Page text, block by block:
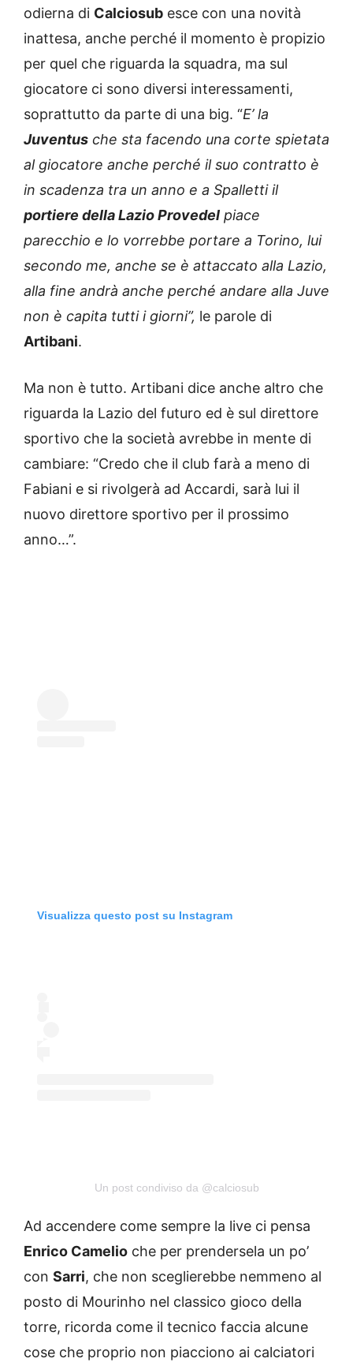
odierna di Calciosub esce con una novità
inattesa, anche perché il momento è propizio
per quel che riguarda la squadra, ma sul
giocatore ci sono diversi interessamenti,
soprattutto da parte di una big. “E’ la
Juventus che sta facendo una corte spietata
al giocatore anche perché il suo contratto è
in scadenza tra un anno e a Spalletti il
portiere della Lazio Provedel piace
parecchio e lo vorrebbe portare a Torino, lui
secondo me, anche se è attaccato alla Lazio,
alla fine andrà anche perché andare alla Juve
non è capita tutti i giorni”, le parole di
Artibani.
Ma non è tutto. Artibani dice anche altro che
riguarda la Lazio del futuro ed è sul direttore
sportivo che la società avrebbe in mente di
cambiare: “Credo che il club farà a meno di
Fabiani e si rivolgerà ad Accardi, sarà lui il
nuovo direttore sportivo per il prossimo
anno…”.
Visualizza questo post su Instagram
Un post condiviso da @calciosub
Ad accendere come sempre la live ci pensa
Enrico Camelio che per prendersela un po’
con Sarri, che non sceglierebbe nemmeno al
posto di Mourinho nel classico gioco della
torre, ricorda come il tecnico faccia alcune
cose che proprio non piacciono ai calciatori